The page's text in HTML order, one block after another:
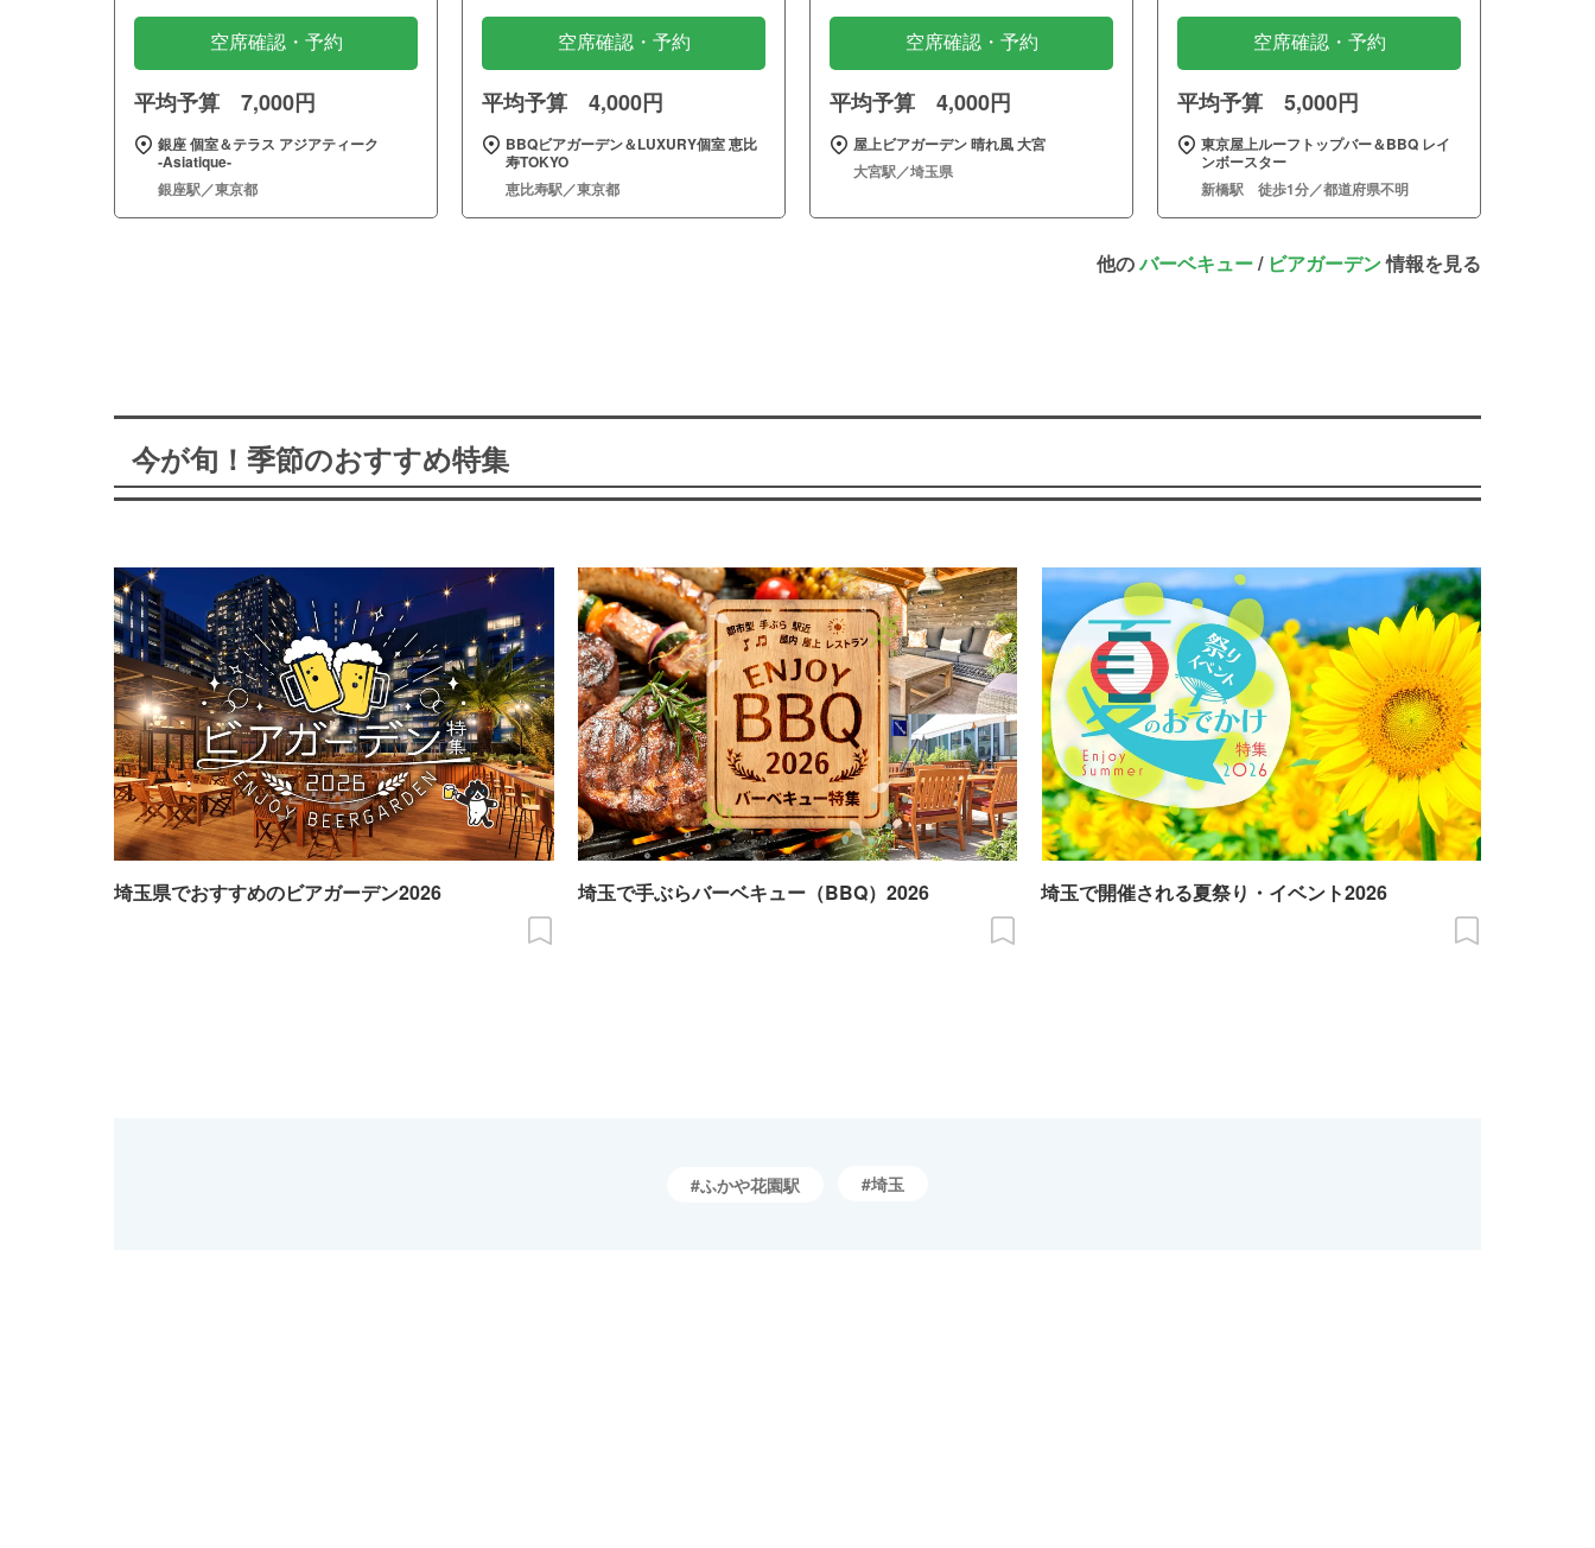
空席確認・予約
平均予算 7,000円
銀座 個室＆テラス アジアティーク
‐Asiatique‐
銀座駅／東京都
空席確認・予約
平均予算 4,000円
BBQビアガーデン＆LUXURY個室 恵比
寿TOKYO
恵比寿駅／東京都
空席確認・予約
平均予算 4,000円
屋上ビアガーデン 晴れ風 大宮
大宮駅／埼玉県
空席確認・予約
平均予算 5,000円
東京屋上ルーフトップバー＆BBQ レイ
ンボースター
新橋駅 徒歩1分／都道府県不明
他のバーベキュー/ ビアガーデン情報を見る
今が旬！季節のおすすめ特集
埼玉県でおすすめのビアガーデン2026 埼玉で手ぶらバーベキュー（BBQ）2026 埼玉で開催される夏祭り・イベント2026
ふかや花園駅 埼玉